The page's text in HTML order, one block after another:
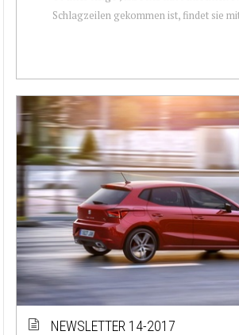
Schlagzeilen gekommen ist, findet sie
NEWSLETTER 14-2017